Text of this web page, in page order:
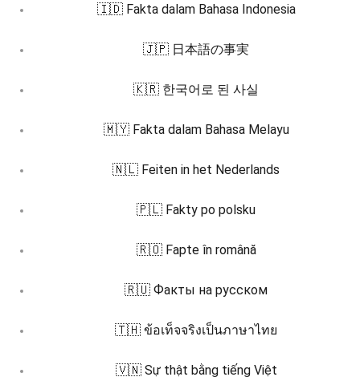
🇮🇩 Fakta dalam Bahasa Indonesia
🇯🇵 日本語の事実
🇰🇷 한국어로 된 사실
🇲🇾 Fakta dalam Bahasa Melayu
🇳🇱 Feiten in het Nederlands
🇵🇱 Fakty po polsku
🇷🇴 Fapte în română
🇷🇺 Факты на русском
🇹🇭 ข้อเท็จจริงเป็นภาษาไทย
🇻🇳 Sự thật bằng tiếng Việt